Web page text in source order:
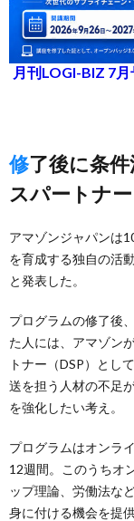
月刊LOGI-BIZ 7
修了後に条件満たせばデリバリーサービ
スパートナ
アマゾンジャパンは
を育成する独自の活
と発表した。
プログラムの修了後
た人には、アマゾン
トナー（DSP）とし
送を担う人材の不足
を強化したい考え。
プログラムはオンラ
12週間。このうちオ
ップ理論、労働法な
身に付ける機会を提供